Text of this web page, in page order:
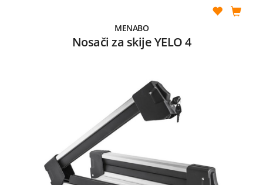
MENABO
Nosači za skije YELO 4